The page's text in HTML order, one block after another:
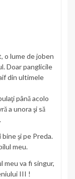
o lume de joben
Doar panglicile
din ultimele
până acolo
a unora şi să
şi pe Preda.
meu.
meu va fi singur,
III !